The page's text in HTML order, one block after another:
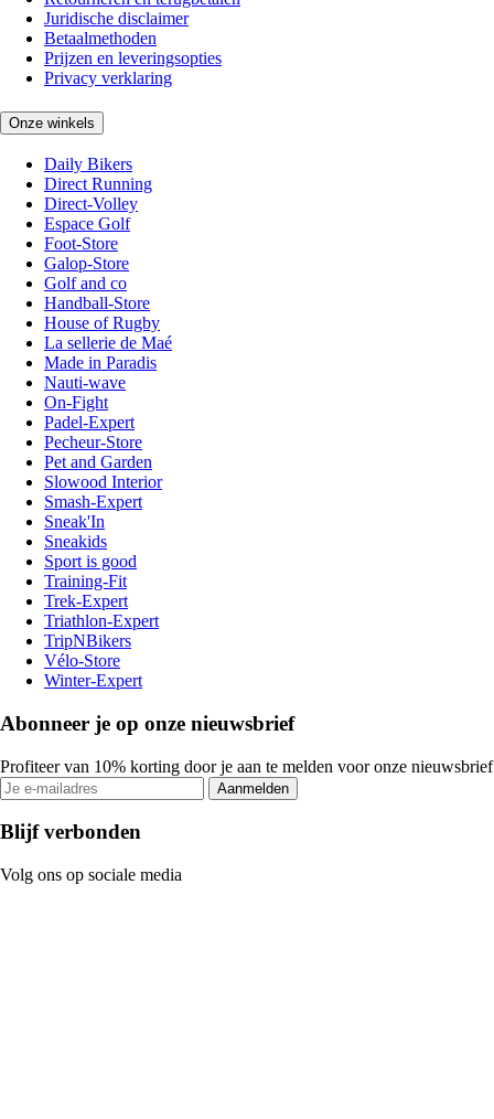
Juridische disclaimer
Betaalmethoden
Prijzen en leveringsopties
Privacy verklaring
Onze winkels
Daily Bikers
Direct Running
Direct-Volley
Espace Golf
Foot-Store
Galop-Store
Golf and co
Handball-Store
House of Rugby
La sellerie de Maé
Made in Paradis
Nauti-wave
On-Fight
Padel-Expert
Pecheur-Store
Pet and Garden
Slowood Interior
Smash-Expert
Sneak'In
Sneakids
Sport is good
Training-Fit
Trek-Expert
Triathlon-Expert
TripNBikers
Vélo-Store
Winter-Expert
Abonneer je op onze nieuwsbrief
Profiteer van 10% korting door je aan te melden voor onze nieuwsbrief
Aanmelden
Blijf verbonden
Volg ons op sociale media